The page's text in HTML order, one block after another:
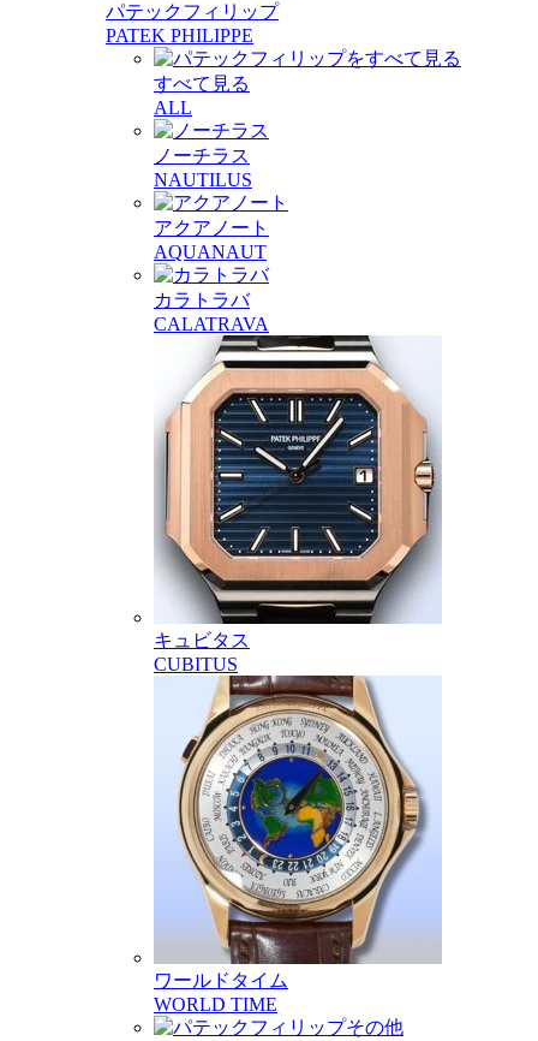
パテックフィリップ
PATEK PHILIPPE
すべて見る
ALL
ノーチラス
NAUTILUS
アクアノート
AQUANAUT
カラトラバ
CALATRAVA
キュビタス
CUBITUS
ワールドタイム
WORLD TIME